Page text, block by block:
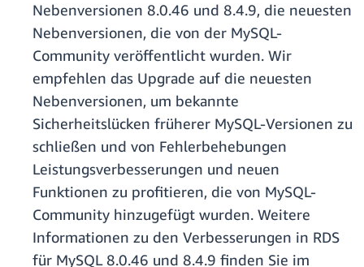
Nebenversionen 8.0.46 und 8.4.9, die neuesten
Nebenversionen, die von der MySQL-
Community veröffentlicht wurden. Wir
empfehlen das Upgrade auf die neuesten
Nebenversionen, um bekannte
Sicherheitslücken früherer MySQL-Versionen zu
schließen und von Fehlerbehebungen
Leistungsverbesserungen und neuen
Funktionen zu profitieren, die von MySQL-
Community hinzugefügt wurden. Weitere
Informationen zu den Verbesserungen in RDS
für MySQL 8.0.46 und 8.4.9 finden Sie im